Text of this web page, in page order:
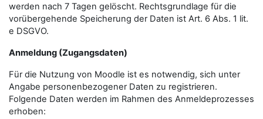
werden nach 7 Tagen gelöscht. Rechtsgrundlage für die
vorübergehende Speicherung der Daten ist Art. 6 Abs. 1 lit.
e DSGVO.
Anmeldung (Zugangsdaten)
Für die Nutzung von Moodle ist es notwendig, sich unter
Angabe personenbezogener Daten zu registrieren.
Folgende Daten werden im Rahmen des Anmeldeprozesses
erhoben: